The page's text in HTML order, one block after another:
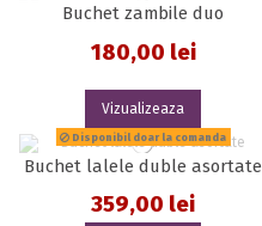
Buchet zambile duo
180,00 lei
Vizualizeaza
Disponibil doar la comanda
Buchet lalele duble asortate
359,00 lei